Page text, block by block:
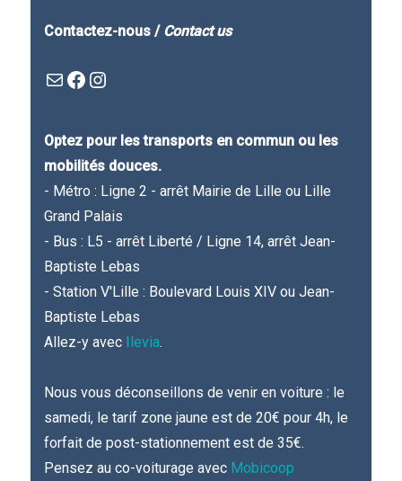
Contactez-nous / Contact us
Mail
Facebook : Festivla des livres d'en hautInstagram
Optez pour les transports en commun ou les
mobilités douces.
- Métro : Ligne 2 - arrêt Mairie de Lille ou Lille
Grand Palais
- Bus : L5 - arrêt Liberté / Ligne 14, arrêt Jean-
Baptiste Lebas
- Station V'Lille : Boulevard Louis XIV ou Jean-
Baptiste Lebas
Allez-y avec Ilevia.
Nous vous déconseillons de venir en voiture : le
samedi, le tarif zone jaune est de 20€ pour 4h, le
forfait de post-stationnement est de 35€.
Pensez au co-voiturage avec Mobicoop